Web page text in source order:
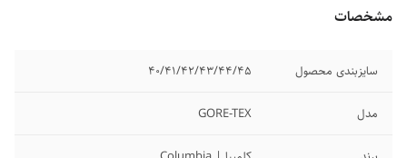
مشخصات
سایزبندی محصول 40/41/42/43/44/45
مدل GORE-TEX